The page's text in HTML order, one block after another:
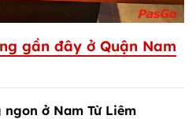
gần đây ở Quận Nam
ở Nam Từ Liêm